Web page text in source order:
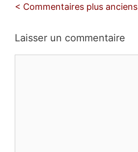
Navigation
commentaires
< Commentaires plus anciens
Laisser un commentaire